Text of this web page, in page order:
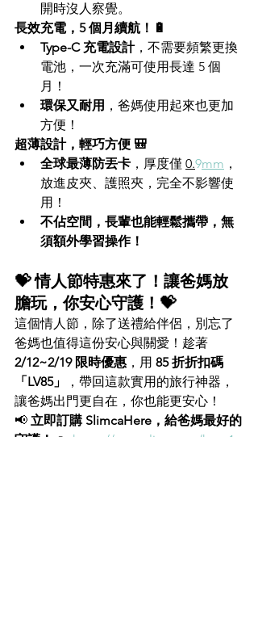
開時沒人察覺。
長效充電，5 個月續航！🔋
Type-C 充電設計，不需要頻繁更換
電池，一次充滿可使用長達 5 個
月！
環保又耐用 ，爸媽使用起來也更加
方便！
超薄設計，輕巧方便 🎒
全球最薄防丟卡 ，厚度僅 0.9mm ，
放進皮夾、護照夾，完全不影響使
用！
不佔空間，長輩也能輕鬆攜帶，無
須額外學習操作！
💝 情人節特惠來了！讓爸媽放
膽玩，你安心守護！💝
這個情人節，除了送禮給伴侶，別忘了
爸媽也值得這份安心與關愛！趁著
2/12~2/19 限時優惠 ，用 85 折折扣碼
「LV85」
，帶回這款實用的旅行神器，
讓爸媽出門更自在，你也能更安心！
📢 立即訂購 SlimcaHere，給爸媽最好的
守護！
👉 https://www.slimca.art/here1